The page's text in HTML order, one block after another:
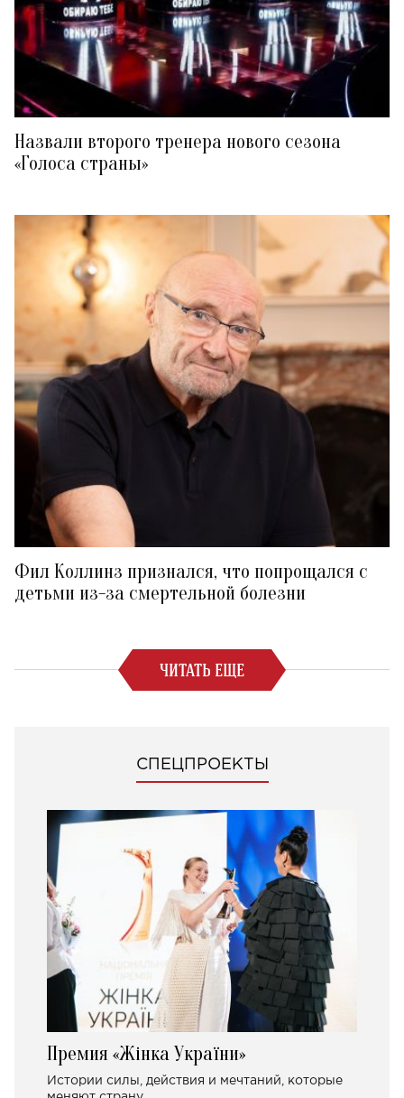
Назвали второго тренера нового сезона
«Голоса страны»
Фил Коллинз признался, что попрощался с
детьми из-за смертельной болезни
ЧИТАТЬ ЕЩЕ
СПЕЦПРОЕКТЫ
Премия «Жінка України»
Истории силы, действия и мечтаний, которые